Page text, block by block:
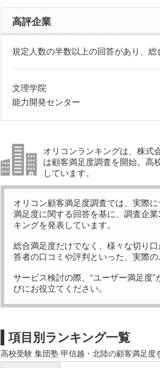
高評企業
規定人数の半数以上の回答があり、総
文理学院
能力開発センター
オリコンランキングは、株式
は顧客満足度調査を開始。高
しています。
オリコン顧客満足度調査では、実際
満足度に関する回答を基に、調査企業
キングを発表しています。
総合満足度だけでなく、様々な切り口
答者の口コミや評判といった、実際
サービス検討の際、“ユーザー満足度”
びにお役立てください。
項目別ランキング一覧
高校受験 集団塾 甲信越・北陸の顧客満足度